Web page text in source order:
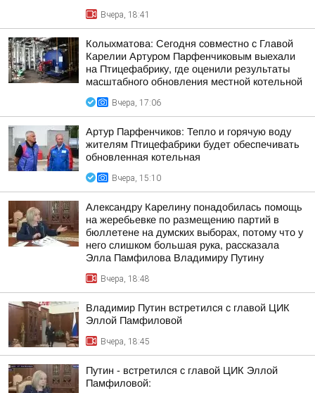
Вчера, 18:41
Колыхматова: Сегодня совместно с Главой
Карелии Артуром Парфенчиковым выехали
на Птицефабрику, где оценили результаты
масштабного обновления местной котельной
Вчера, 17:06
Артур Парфенчиков: Тепло и горячую воду
жителям Птицефабрики будет обеспечивать
обновленная котельная
Вчера, 15:10
Александру Карелину понадобилась помощь
на жеребьевке по размещению партий в
бюллетене на думских выборах, потому что у
него слишком большая рука, рассказала
Элла Памфилова Владимиру Путину
Вчера, 18:48
Владимир Путин встретился с главой ЦИК
Эллой Памфиловой
Вчера, 18:45
Путин - встретился с главой ЦИК Эллой
Памфиловой: